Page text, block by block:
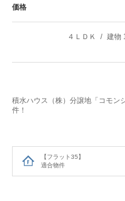
【フラット35】
適合物件
価格
４ＬＤＫ 建物
積水ハウス（株）分譲地「コモン
件！